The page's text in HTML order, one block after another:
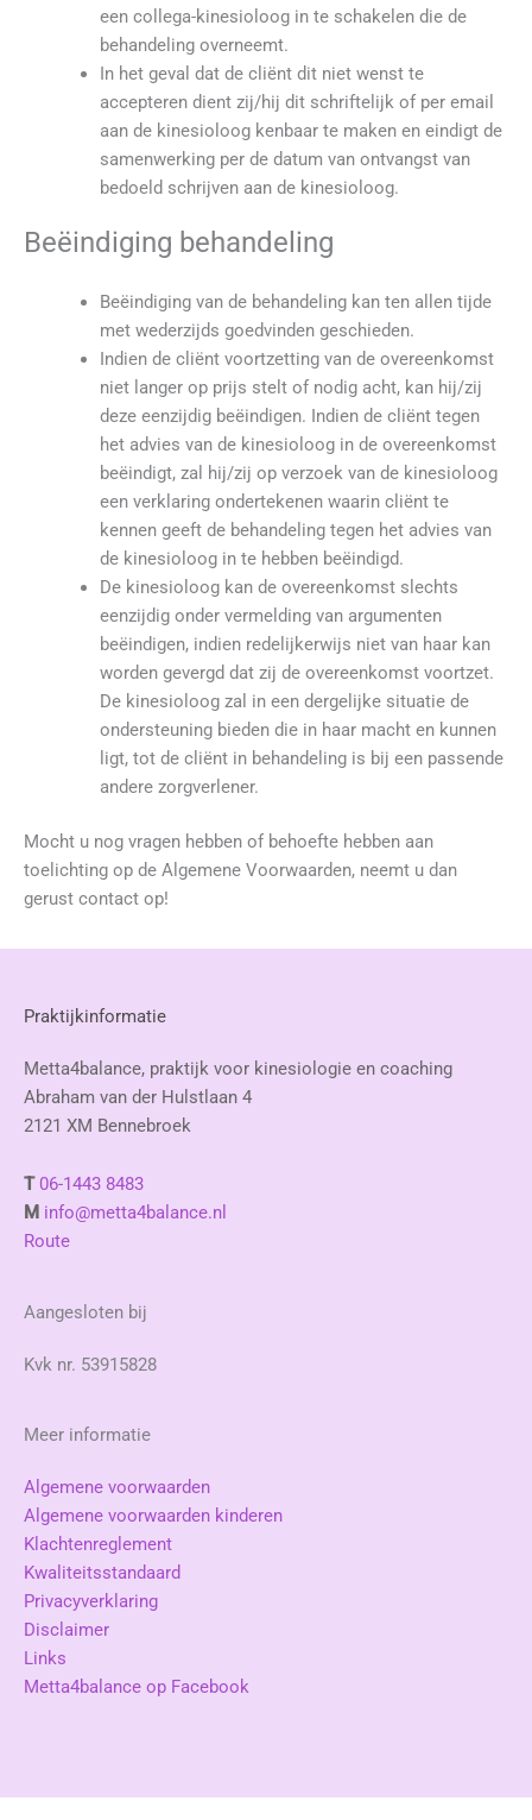
een collega-kinesioloog in te schakelen die de
behandeling overneemt.
In het geval dat de cliënt dit niet wenst te
accepteren dient zij/hij dit schriftelijk of per email
aan de kinesioloog kenbaar te maken en eindigt de
samenwerking per de datum van ontvangst van
bedoeld schrijven aan de kinesioloog.
Beëindiging behandeling
Beëindiging van de behandeling kan ten allen tijde
met wederzijds goedvinden geschieden.
Indien de cliënt voortzetting van de overeenkomst
niet langer op prijs stelt of nodig acht, kan hij/zij
deze eenzijdig beëindigen. Indien de cliënt tegen
het advies van de kinesioloog in de overeenkomst
beëindigt, zal hij/zij op verzoek van de kinesioloog
een verklaring ondertekenen waarin cliënt te
kennen geeft de behandeling tegen het advies van
de kinesioloog in te hebben beëindigd.
De kinesioloog kan de overeenkomst slechts
eenzijdig onder vermelding van argumenten
beëindigen, indien redelijkerwijs niet van haar kan
worden gevergd dat zij de overeenkomst voortzet.
De kinesioloog zal in een dergelijke situatie de
ondersteuning bieden die in haar macht en kunnen
ligt, tot de cliënt in behandeling is bij een passende
andere zorgverlener.
Mocht u nog vragen hebben of behoefte hebben aan
toelichting op de Algemene Voorwaarden, neemt u dan
gerust contact op!
Praktijkinformatie
Metta4balance, praktijk voor kinesiologie en coaching
Abraham van der Hulstlaan 4
2121 XM Bennebroek
T 06-1443 8483
M info@metta4balance.nl
Route
Aangesloten bij
Kvk nr. 53915828
Meer informatie
Algemene voorwaarden
Algemene voorwaarden kinderen
Klachtenreglement
Kwaliteitsstandaard
Privacyverklaring
Disclaimer
Links
Metta4balance op Facebook